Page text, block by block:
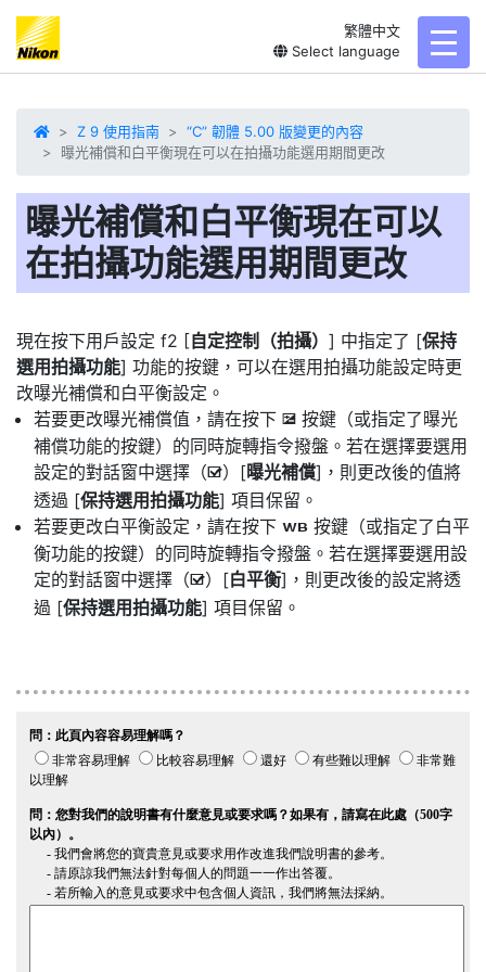
繁體中文
Select language
Z 9 使用指南
“C” 韌體 5.00 版變更的內容
曝光補償和白平衡現在可以在拍攝功能選用期間更改
曝光補償和白平衡現在可以
在拍攝功能選用期間更改
現在按下用戶設定 f2 [自定控制（拍攝） ] 中指定了 [保持
選用拍攝功能] 功能的按鍵，可以在選用拍攝功能設定時更
改曝光補償和白平衡設定。
若要更改曝光補償值，請在按下 E 按鍵（或指定了曝光
補償功能的按鍵）的同時旋轉指令撥盤。若在選擇要選用
設定的對話窗中選擇（M）[曝光補償]，則更改後的值將
透過 [保持選用拍攝功能] 項目保留。
若要更改白平衡設定，請在按下 U 按鍵（或指定了白平
衡功能的按鍵）的同時旋轉指令撥盤。若在選擇要選用設
定的對話窗中選擇（M）[白平衡]，則更改後的設定將透
過 [保持選用拍攝功能] 項目保留。